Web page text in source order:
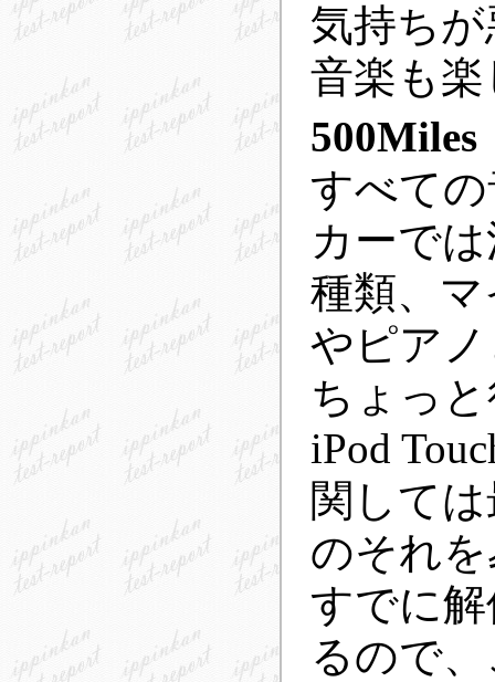
気持ち
音楽も
500Miles
すべて
カーで
種類、
やピア
ちょっ
iPod
関して
のそれ
すでに
るので